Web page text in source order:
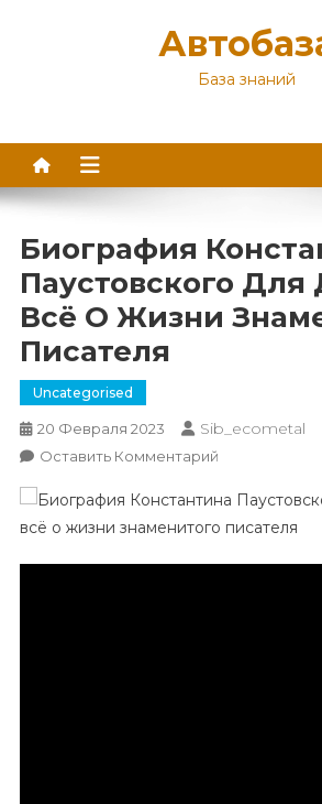
База знаний
Биография
Паустовского
Всё О Жизни
Писателя
Uncategorised
20 Февраля 2023 Sib_ecometal
Оставить КомментарийК
Константина
Паустовского